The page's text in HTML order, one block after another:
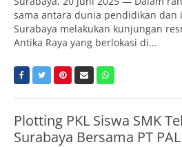
sama antara dunia pendidikan dan
Surabaya melakukan kunjungan
Antika Raya yang berlokasi di…
Plotting PKL Siswa SMK
Surabaya Bersama PT